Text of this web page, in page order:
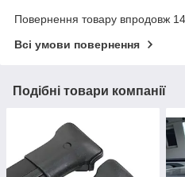
Повернення товару впродовж
Всі умови повернення
Подібні товари компанії